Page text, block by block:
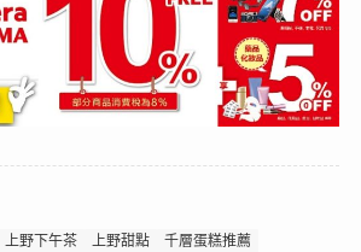
上野下午茶 上野甜點
千層蛋糕推薦